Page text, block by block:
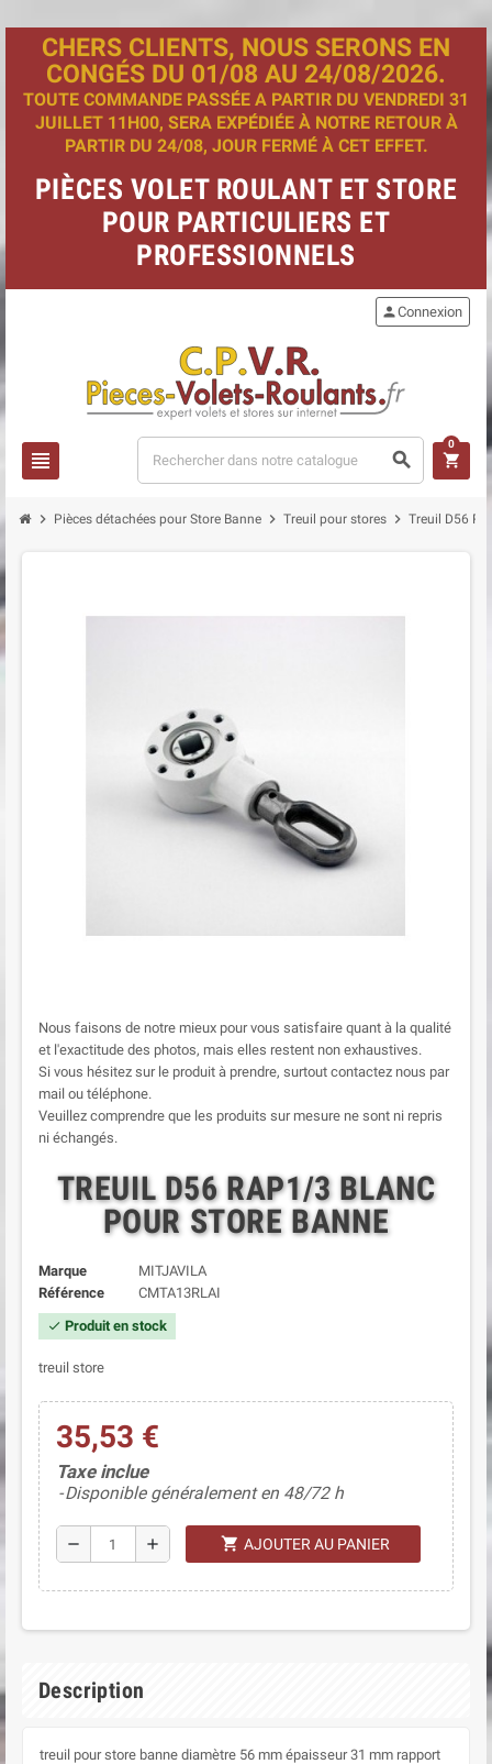
CHERS CLIENTS, NOUS SERONS EN
CONGÉS DU 01/08 AU 24/08/2026.
TOUTE COMMANDE PASSÉE A PARTIR DU VENDREDI 31
JUILLET 11H00, SERA EXPÉDIÉE À NOTRE RETOUR À
PARTIR DU 24/08, JOUR FERMÉ À CET EFFET.
PIÈCES VOLET ROULANT ET STORE
POUR PARTICULIERS ET
PROFESSIONNELS
view_headline search
personConnexion
shopping_cart
0
chevron_right Pièces détachées pour Store Banne chevron_right Treuil pour stores chevron_right Treuil D56
Nous faisons de notre mieux pour vous satisfaire quant à la qualité
et l'exactitude des photos, mais elles restent non exhaustives.
Si vous hésitez sur le produit à prendre, surtout contactez nous par
mail ou téléphone.
Veuillez comprendre que les produits sur mesure ne sont ni repris
ni échangés.
TREUIL D56 RAP1/3 BLANC
POUR STORE BANNE
Marque
MITJAVILA
Référence
CMTA13RLAI
check Produit en stock
treuil store
35,53 €
Taxe inclue
Disponible généralement en 48/72 h
remove add shopping_cart AJOUTER AU PANIER
Description
treuil pour store banne diamètre 56 mm épaisseur 31 mm rapport